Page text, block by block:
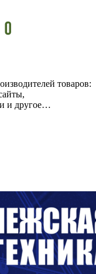
товаров:
и другое…